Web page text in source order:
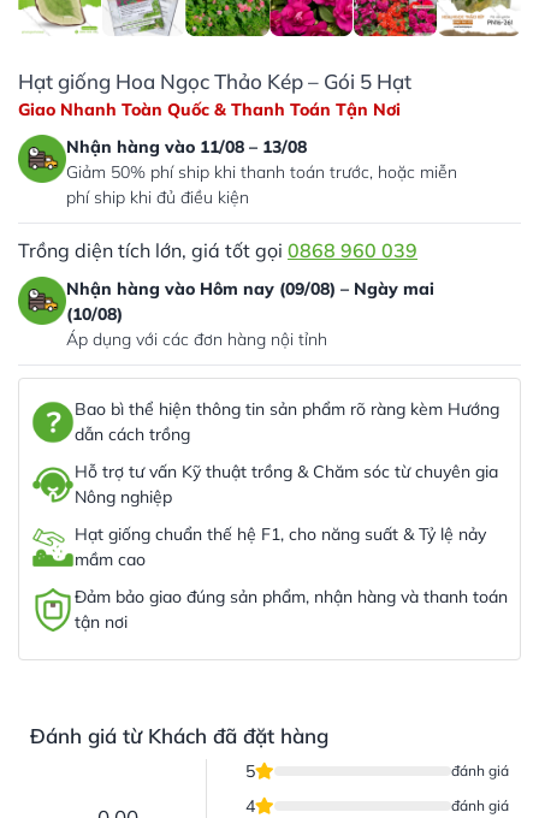
Hạt giống Hoa Ngọc Thảo Kép – Gói 5 Hạt
Giao Nhanh Toàn Quốc & Thanh Toán Tận Nơi
Nhận hàng vào 11/08 – 13/08
Giảm 50% phí ship khi thanh toán trước, hoặc miễn
phí ship khi đủ điều kiện
Trồng diện tích lớn, giá tốt gọi 0868 960 039
Nhận hàng vào Hôm nay (09/08) – Ngày mai
(10/08)
Áp dụng với các đơn hàng nội tỉnh
Bao bì thể hiện thông tin sản phẩm rõ ràng kèm Hướng
dẫn cách trồng
Hỗ trợ tư vấn Kỹ thuật trồng & Chăm sóc từ chuyên gia
Nông nghiệp
Hạt giống chuẩn thế hệ F1, cho năng suất & Tỷ lệ nảy
mầm cao
Đảm bảo giao đúng sản phẩm, nhận hàng và thanh toán
tận nơi
Đánh giá từ Khách đã đặt hàng
5 đánh giá
4 đánh giá